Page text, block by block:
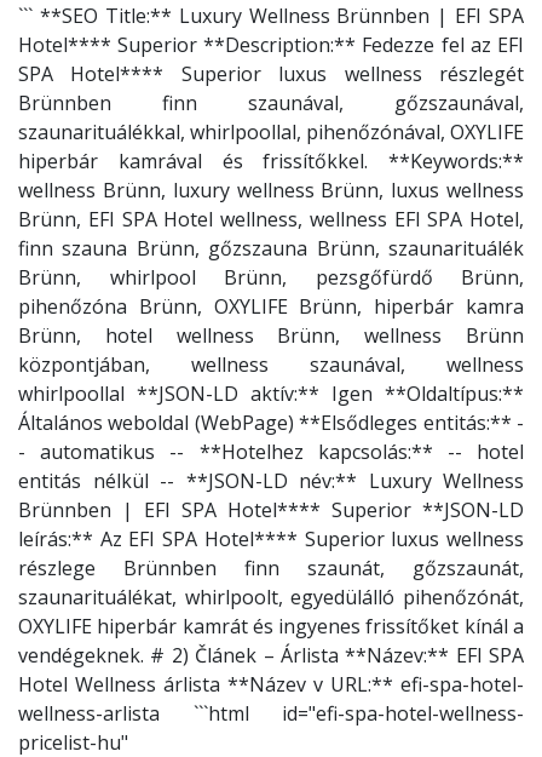
``` **SEO Title:** Luxury Wellness Brünnben | EFI SPA
Hotel**** Superior **Description:** Fedezze fel az EFI
SPA Hotel**** Superior luxus wellness részlegét
Brünnben finn szaunával, gőzszaunával,
szaunarituálékkal, whirlpoollal, pihenőzónával, OXYLIFE
hiperbár kamrával és frissítőkkel. **Keywords:**
wellness Brünn, luxury wellness Brünn, luxus wellness
Brünn, EFI SPA Hotel wellness, wellness EFI SPA Hotel,
finn szauna Brünn, gőzszauna Brünn, szaunarituálék
Brünn, whirlpool Brünn, pezsgőfürdő Brünn,
pihenőzóna Brünn, OXYLIFE Brünn, hiperbár kamra
Brünn, hotel wellness Brünn, wellness Brünn
központjában, wellness szaunával, wellness
whirlpoollal **JSON-LD aktív:** Igen **Oldaltípus:**
Általános weboldal (WebPage) **Elsődleges entitás:** -
- automatikus -- **Hotelhez kapcsolás:** -- hotel
entitás nélkül -- **JSON-LD név:** Luxury Wellness
Brünnben | EFI SPA Hotel**** Superior **JSON-LD
leírás:** Az EFI SPA Hotel**** Superior luxus wellness
részlege Brünnben finn szaunát, gőzszaunát,
szaunarituálékat, whirlpoolt, egyedülálló pihenőzónát,
OXYLIFE hiperbár kamrát és ingyenes frissítőket kínál a
vendégeknek. # 2) Článek – Árlista **Název:** EFI SPA
Hotel Wellness árlista **Název v URL:** efi-spa-hotel-
wellness-arlista ```html id="efi-spa-hotel-wellness-
pricelist-hu"